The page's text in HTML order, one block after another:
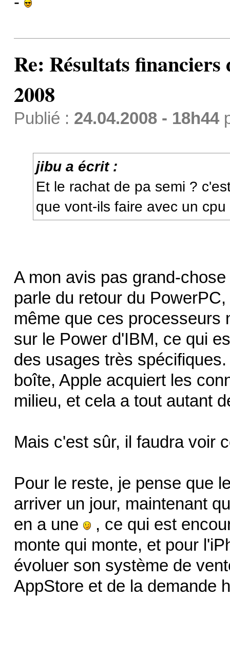
Re: Résultats
2008
Publié : 24.04.2008 - 18h44
jibu a écrit :
Et le rachat de pa semi ?
que vont-ils faire avec un cpu
A mon avis pas grand-
parle du retour du
même que ces processeurs
sur le Power d'IBM, ce qui
des usages très
boîte, Apple acquiert les
milieu, et cela a tout autant
Mais c'est sûr, il faudra voir
Pour le reste, je pense que
arriver un jour, maintenant
en a une
, ce qui est
monte qui monte, et pour
évoluer son système de
AppStore et de la demande